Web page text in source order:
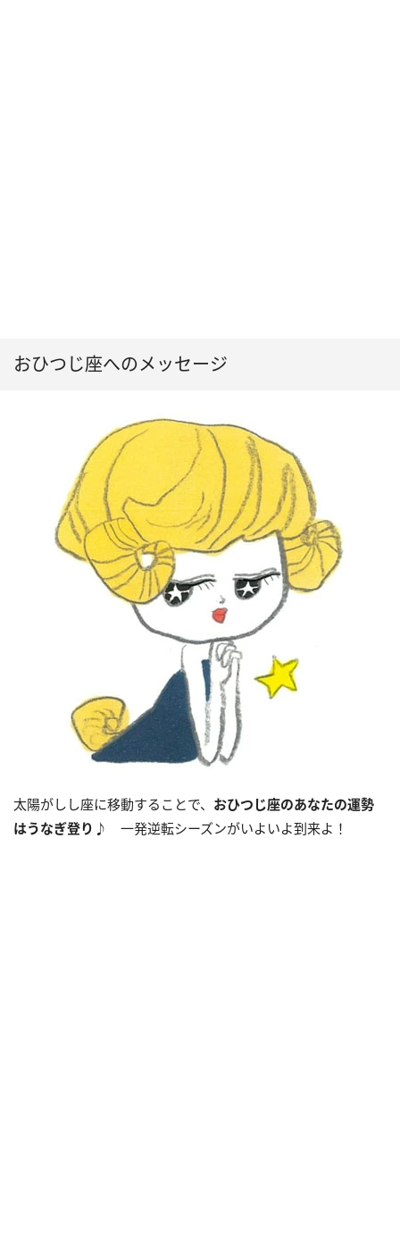
おひつじ座へのメッセージ
太陽がしし座に移動することで、 おひつじ座のあなたの運勢
はうなぎ登り ♪ 一発逆転シーズンがいよいよ到来よ！